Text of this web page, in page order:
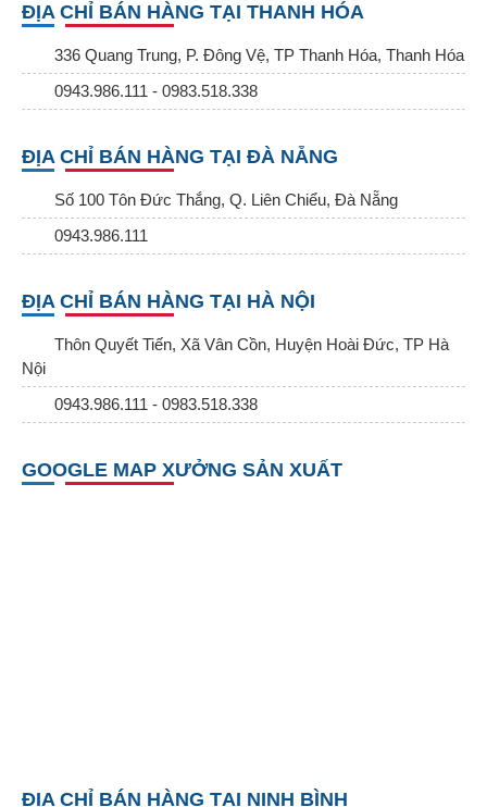
ĐỊA CHỈ BÁN HÀNG TẠI THANH HÓA
336 Quang Trung, P. Đông Vệ, TP Thanh Hóa, Thanh Hóa
0943.986.111 - 0983.518.338
ĐỊA CHỈ BÁN HÀNG TẠI ĐÀ NẴNG
Số 100 Tôn Đức Thắng, Q. Liên Chiểu, Đà Nẵng
0943.986.111
ĐỊA CHỈ BÁN HÀNG TẠI HÀ NỘI
Thôn Quyết Tiến, Xã Vân Cồn, Huyện Hoài Đức, TP Hà
Nội
0943.986.111 - 0983.518.338
GOOGLE MAP XƯỞNG SẢN XUẤT
ĐỊA CHỈ BÁN HÀNG TẠI NINH BÌNH